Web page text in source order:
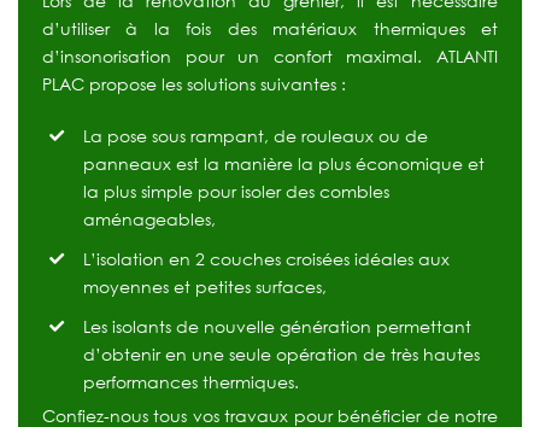
d’utiliser
à la fois des matériaux thermiques
et
d’insonorisation
pour un confort maximal.
ATLANTI
PLAC propose les solutions suivantes :
La pose sous rampant, de rouleaux ou de
panneaux est la manière la plus économique et
la plus simple pour isoler des combles
aménageables,
L’isolation en 2 couches croisées idéales aux
moyennes et petites surfaces,
Les isolants de nouvelle génération permettant
d’obtenir en une seule opération de très hautes
performances thermiques.
Confiez-nous tous vos travaux pour bénéficier de notre